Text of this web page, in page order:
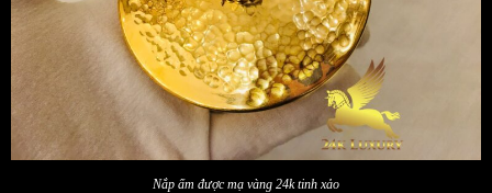
Nắp ấm được mạ vàng 24k tinh xảo